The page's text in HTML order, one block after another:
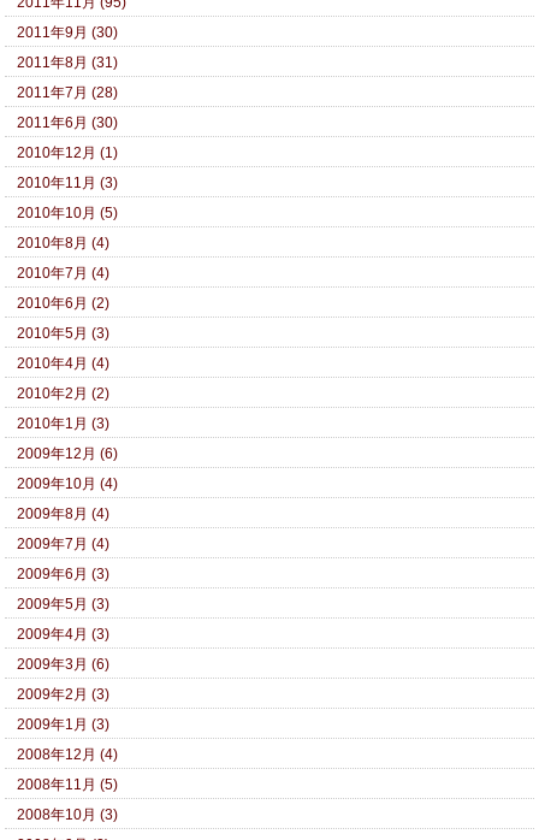
2011年9月 (30)
2011年8月 (31)
2011年7月 (28)
2011年6月 (30)
2010年12月 (1)
2010年11月 (3)
2010年10月 (5)
2010年8月 (4)
2010年7月 (4)
2010年6月 (2)
2010年5月 (3)
2010年4月 (4)
2010年2月 (2)
2010年1月 (3)
2009年12月 (6)
2009年10月 (4)
2009年8月 (4)
2009年7月 (4)
2009年6月 (3)
2009年5月 (3)
2009年4月 (3)
2009年3月 (6)
2009年2月 (3)
2009年1月 (3)
2008年12月 (4)
2008年11月 (5)
2008年10月 (3)